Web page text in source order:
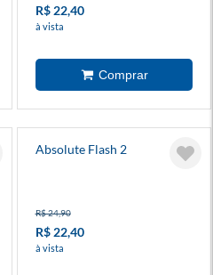
R$ 22,40
à vista
Absolute Flash 2
R$ 24,90
R$ 22,40
à vista